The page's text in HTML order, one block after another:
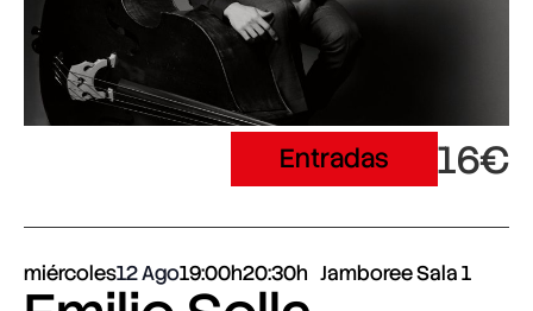
Entradas 16€
miércoles12 Ago19:00h20:30h Jamboree Sala 1